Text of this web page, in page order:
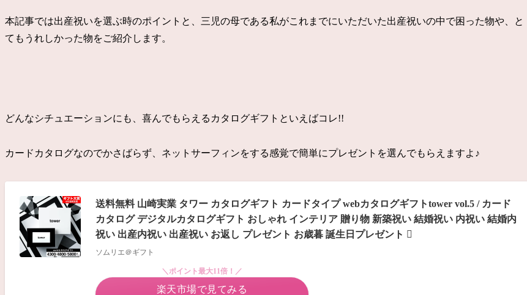
本記事では出産祝いを選ぶ時のポイントと、三児の母である私がこれまでにいただいた出産祝いの中で困った物や、と
てもうれしかった物をご紹介します。
どんなシチュエーションにも、喜んでもらえるカタログギフトといえばコレ!!
カードカタログなのでかさばらず、ネットサーフィンをする感覚で簡単にプレゼントを選んでもらえますよ♪
送料無料 山崎実業 タワー カタログギフト カードタイプ webカタログギフトtower vol.5 / カード
カタログ デジタルカタログギフト おしゃれ インテリア 贈り物 新築祝い 結婚祝い 内祝い 結婚内
祝い 出産内祝い 出産祝い お返し プレゼント お歳暮 誕生日プレゼント
ソムリエ＠ギフト
＼ポイント最大11倍！／
楽天市場で見てみる